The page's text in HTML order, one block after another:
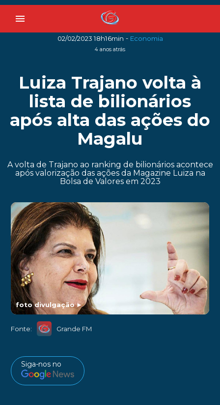
menu
02/02/2023 18h16min - Economia
4 anos atrás
Luiza Trajano volta à
lista de bilionários
após alta das ações do
Magalu
A volta de Trajano ao ranking de bilionários acontece
após valorização das ações da Magazine Luiza na
Bolsa de Valores em 2023
foto divulgação►
Fonte: Grande FM
Siga-nos no